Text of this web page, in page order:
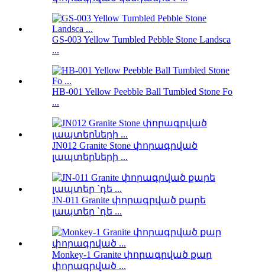
GS-003 Yellow Tumbled Pebble Stone Landsca
...
HB-001 Yellow Peebble Ball Tumbled Stone Fo
...
JN012 Granite Stone փորագրված
լապտերների ...
JN-011 Granite փորագրված քարե
լապտեր `դե ...
Monkey-1 Granite փորագրված քար
փորագրված ...